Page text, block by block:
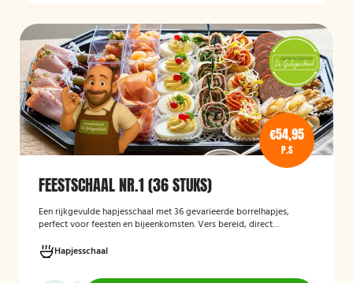
€54,95
P.S
FEESTSCHAAL NR.1 (36 STUKS)
Een rijkgevulde hapjesschaal met 36 gevarieerde borrelhapjes,
perfect voor feesten en bijeenkomsten. Vers bereid, direct
Hapjesschaal